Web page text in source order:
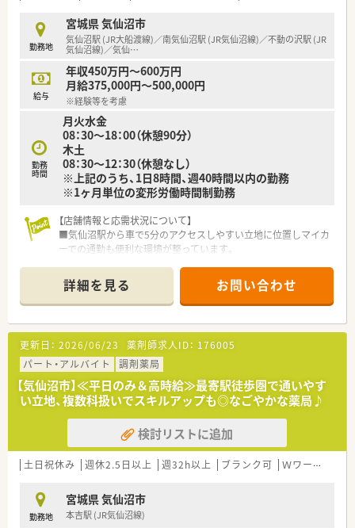
上手く両立させながら多くの女性が活躍しています。
■面分業という環境を活かし、多くの品目数に触れながら自ら進
んで新しい専門知識を吸収する方が活躍しています。
勤務地
宮城県 気仙沼市
気仙沼駅 (JR大船渡線)／南気仙沼駅 (JR気仙沼線)／不動の沢駅 (JR
気仙沼線)／気仙…
給与
年収450万円～600万円
月給375,000円～500,000円
※経験等を考慮
勤務
時間
月火水金
08：30～18：00（休憩90分）
木土
08：30～12：30（休憩なし）
※上記のうち、1日8時間、週40時間以内の勤務
※1ヶ月単位の変形労働時間制勤務
【店舗情報と応需状況について】
■気仙沼駅から車で5分のアクセスしやすい立地に位置しマイカ
ーでの通勤も便利な環境が整っています。
均80枚程度となっています。
■勤務体制は常勤薬剤師2名と事務員2名が在籍しており混雑時
には本部からの応援体制も万全です。
【法人特徴について】
■宮城県と山形県を中心に店舗を展開しており地域の患者様に
頼られる薬局づくりに注力しています。
■在宅医療や介護分野のサービス拡充を積極的に推進し安定し
た経営基盤と成長力を強みとしています。
■患者様を第一に考える理念のもとで温かい教育制度を通じて
スタッフの育成を行っています。
【こんな方にオススメ】
■高年収を目指しながら転勤のない環境で長く落ち着いて働き
■小児科処方や在宅医療に関する高度なスキルを基礎からしっ
かりと学びたい方に最適な職場です。
■休日をしっかり確保しつつプライベートの時間を大切にして
詳細を見る お問い合わせ
更新日： 2026/06/23 薬剤師求人ID： 176005
パート・アルバイト
調剤薬局
【気仙沼市】≪平日のみ＆高時給≫最寄駅徒歩圏で通いやす
い立地、複数科扱いでスキルアップも◎なごやかな薬局♪
検討リストに追加
土日祝休み 週休2.5日以上 週32h以上 ブランク可 Ｗワーク可
勤務地
宮城県 気仙沼市
本吉駅 (JR気仙沼線)